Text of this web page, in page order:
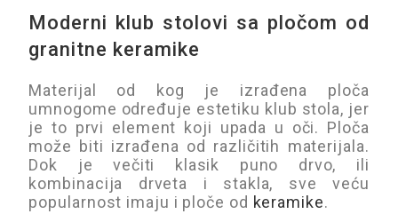
Moderni klub stolovi sa pločom od
granitne keramike
Materijal od kog je izrađena ploča
umnogome određuje estetiku klub stola, jer
je to prvi element koji upada u oči. Ploča
može biti izrađena od različitih materijala.
Dok je večiti klasik puno drvo, ili
kombinacija drveta i stakla, sve veću
popularnost imaju i ploče od keramike.